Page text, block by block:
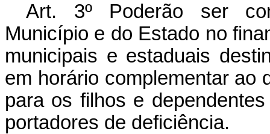
Art. 3º Poderão ser
Município e do Estado no
municipais e estaduais
em horário complementar ao
para os filhos e
portadores de deficiência.